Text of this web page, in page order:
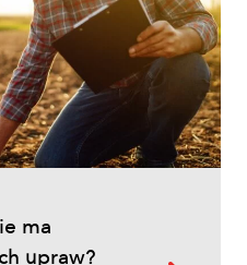
wiosną
ma
upraw?